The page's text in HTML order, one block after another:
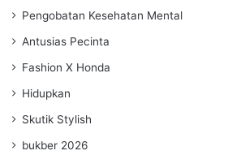
Pengobatan Kesehatan Mental
Antusias Pecinta
Fashion X Honda
Hidupkan
Skutik Stylish
bukber 2026